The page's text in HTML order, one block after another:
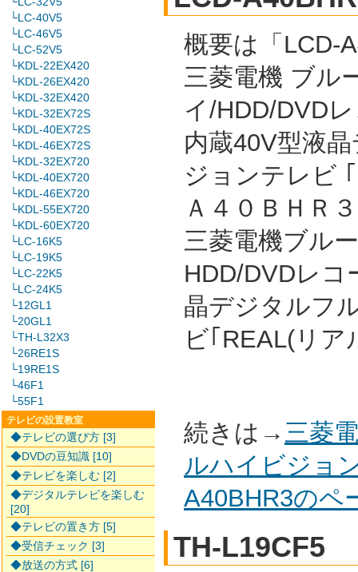
概要は「LCD-
三菱電機 ブル
イ/HDD/DVD
内蔵40V型液
ジョンテレビ
Ａ４０ＢＨＲ
三菱電機ブル
HDD/DVDレコ
晶デジタルフ
ビ｢REAL(リア
続きは→ 三菱
ルハイビジョ
A40BHR3のペ
TH-L19CF5
└LC-40V5
└LC-46V5
└LC-52V5
└KDL-22EX420
└KDL-26EX420
└KDL-32EX420
└KDL-32EX72S
└KDL-40EX72S
└KDL-46EX72S
└KDL-32EX720
└KDL-40EX720
└KDL-46EX720
└KDL-55EX720
└KDL-60EX720
└LC-16K5
└LC-19K5
└LC-22K5
└LC-24K5
└12GL1
└20GL1
└TH-L32X3
└26RE1S
└19RE1S
└46F1
└55F1
テレビの設置教室
◆テレビの選び方 [3]
◆DVDの豆知識 [10]
◆テレビを楽しむ [2]
◆デジタルテレビを楽しむ
[20]
◆テレビの置き方 [5]
◆受信チェック [3]
◆放送の方式 [6]